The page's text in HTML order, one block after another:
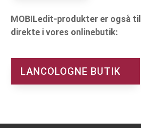
MOBILedit-produkter er også
direkte i vores onlinebutik:
LANCOLOGNE BUTIK